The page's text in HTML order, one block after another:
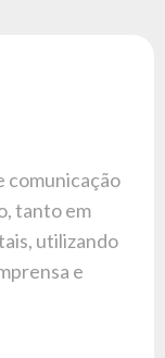
comunicação
tanto em
utilizando
e